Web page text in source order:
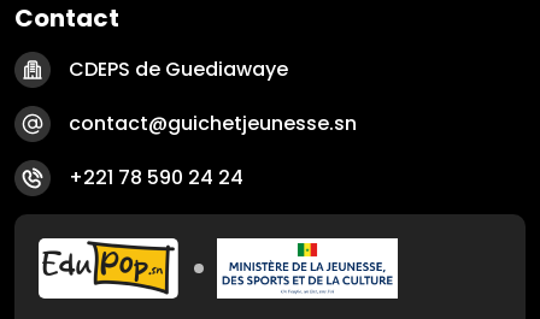
Contact
CDEPS de Guediawaye
contact@guichetjeunesse.sn
+221 78 590 24 24
Image